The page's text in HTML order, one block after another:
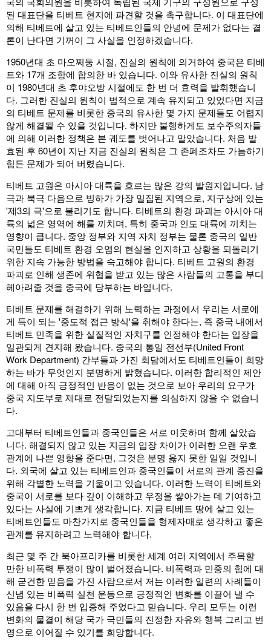
된 대표단을 티베트 현지에 파견할 것을 촉구합니다. 이 대표단에
의해 티베트에 살고 있는 티베트인들의 안녕에 문제가 없다는 결
론이 난다면 기꺼이 그 사실을 인정하겠습니다.
1950년대 초 마오쩌둥 시절, 진실의 원칙에 의거하여 중국은 티베
트와 17개 조항에 합의한 바 있습니다. 이와 유사한 진실의 원칙
이 1980년대 초 후야오방 시절에도 한 번 더 효력을 발휘했습니
다. 그러한 진실의 원칙이 법적으로 계속 유지되고 있었다면 지금
의 티베트 문제를 비롯한 중국의 유사한 몇 가지 문제들도 어렵지
않게 해결될 수 있을 것입니다. 하지만 불행하게도 보수주의자들
에 의해 이러한 정책은 본 궤도를 벗어나고 말았습니다. 처음 발
효된 후 60년이 지난 지금 진실의 원칙은 그 존폐조차도 가늠하기
힘든 문제가 되어 버렸습니다.
티베트 고원은 아시아 대륙을 흐르는 많은 강의 발원지입니다. 남
극과 북극 다음으로 빙하가 가장 밀집된 지역으로, 지구상에 있는
'제3의 극'으로 불리기도 합니다. 티베트의 환경 파괴는 아시아 대
륙의 넓은 영역에 해를 끼치며, 특히 중국과 인도 대륙에 끼치는
영향이 큽니다. 중앙 정부와 지역 자치 정부는 물론 중국의 일반
국민들도 티베트 환경 오염의 현실을 인지하고 상황을 되돌리기
위한 지속 가능한 방법을 숙고해야 합니다. 티베트 고원의 환경
파괴로 인해 생존에 위협을 받고 있는 많은 사람들의 고통을 부디
헤아려줄 것을 중국에 당부하는 바입니다.
티베트 문제를 해결하기 위해 노력하는 과정에서 우리는 서로에
게 득이 되는 '중도적 접근 방식'을 취해야 한다는, 즉 중국 내에서
티베트 민족을 위한 실질적인 자치구를 인정해야 한다는 입장을
일관되게 견지해 왔습니다. 중국의 통일 전선부(United Front
Work Department) 간부들과 가진 회담에서도 티베트인들이 희망
하는 바가 무엇인지 분명하게 밝혔습니다. 이러한 합리적인 제안
에 대해 아직 긍정적인 반응이 없는 것으로 보아 우리의 요구가
중국 지도부로 제대로 전달되었는지를 의심하지 않을 수 없습니
다.
고대부터 티베트인들과 중국인들은 서로 이웃하며 함께 살았습
니다. 해결되지 않고 있는 지금의 입장 차이가 이러한 오랜 우호
관계에 나쁜 영향을 준다면, 그것은 분명 옳지 못한 일일 것입니
다. 외국에 살고 있는 티베트인과 중국인들이 서로의 관계 증진을
위해 각별한 노력을 기울이고 있습니다. 이러한 노력이 티베트와
중국이 서로를 보다 깊이 이해하고 우정을 쌓아가는 데 기여하고
있다는 사실에 기쁘게 생각합니다. 지금 티베트 땅에 살고 있는
티베트인들도 마찬가지로 중국인들을 형제자매로 생각하고 좋은
관계를 유지하려고 노력해야 합니다.
최근 몇 주 간 북아프리카를 비롯한 세계 여러 지역에서 주목할
만한 비폭력 투쟁이 많이 벌어졌습니다. 비폭력과 민중의 힘에 대
해 굳건한 믿음을 가진 사람으로서 저는 이러한 일련의 사례들이
신념 있는 비폭력 실천 운동으로 긍정적인 변화를 이끌어 낼 수
있음을 다시 한 번 입증해 주었다고 믿습니다. 우리 모두는 이런
변화의 물결이 해당 국가 국민들의 진정한 자유와 행복 그리고 번
영으로 이어질 수 있기를 희망합니다.